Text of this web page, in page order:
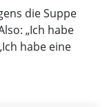
die Suppe
„Ich habe
habe eine